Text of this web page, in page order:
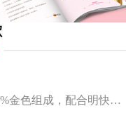
整场婚礼色调以40%的绿+40%的白+20%金色组成，配合明快的色调流露出生机盎然，既维持极简线条设计感，又巧妙把握住视觉情绪。